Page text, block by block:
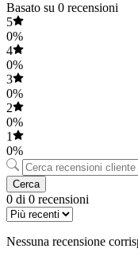
Basato su 0 recensioni
5
0%
4
0%
3
0%
2
0%
1
0%
Cerca
0 di 0 recensioni
Nessuna recensione